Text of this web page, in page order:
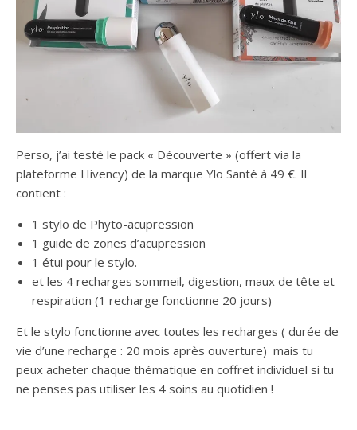
Perso, j’ai testé le pack « Découverte » (offert via la
plateforme Hivency) de la marque Ylo Santé à 49 €. Il
contient :
1 stylo de Phyto-acupression
1 guide de zones d’acupression
1 étui pour le stylo.
et les 4 recharges sommeil, digestion, maux de tête et
respiration (1 recharge fonctionne 20 jours)
Et le stylo fonctionne avec toutes les recharges ( durée de
vie d’une recharge : 20 mois après ouverture) mais tu
peux acheter chaque thématique en coffret individuel si tu
ne penses pas utiliser les 4 soins au quotidien !